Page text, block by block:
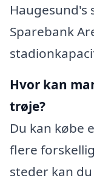
Haugesund's
Sparebank
Hvor kan
trøje?
Du kan købe
flere
steder kan